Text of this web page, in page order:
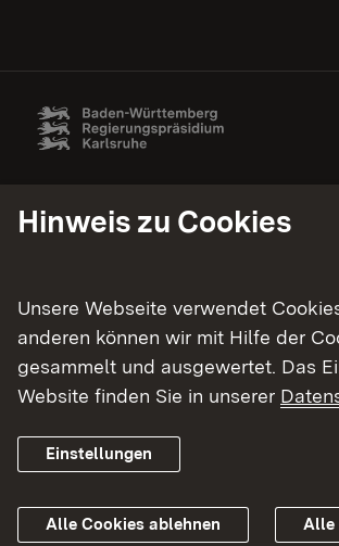
Hinweis zu Cookies
Unsere Webseite verwendet
anderen können wir mit Hilfe der
gesammelt und ausgewertet. Das
Website finden Sie in unserer
Einstellungen
Alle Cookies ablehnen Alle